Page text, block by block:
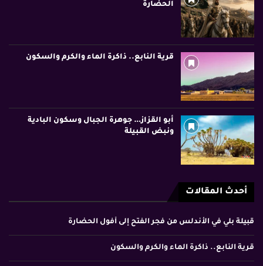
الحضارة
قرية النابع.. ذاكرة الماء والكرم والسكون
أبو القزاز… جوهرة الجبال وسكون البادية
ونبض القبيلة
أحدث المقالات
قبيلة بلي في الأندلس من فجر الفتح إلى أفول الحضارة
قرية النابع.. ذاكرة الماء والكرم والسكون